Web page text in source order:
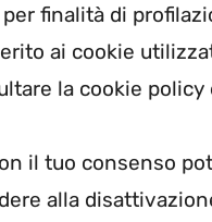
finalità di
ai cookie
la cookie
il tuo consenso
alla